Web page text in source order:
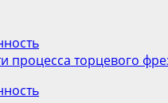
процесса торцевого